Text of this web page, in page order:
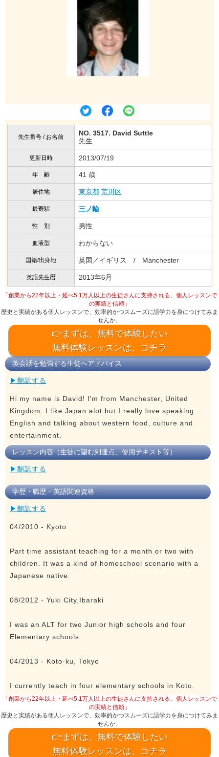
先生番号 / お名前
NO. 3517. David Suttle
先生
更新日時 2013/07/19
年 齢 41 歳
居住地 東京都 荒川区
最寄駅 三ノ輪
性 別 男性
血液型 わからない
国籍/出身地 英国／イギリス / Manchester
英語先生暦 2013年6月
「創業から22年以上・延べ5.1万人以上の生徒さんに支持される、個人レッスンで
の実績と信頼」
歴史と実績がある個人レッスンで、効率的かつスムーズに語学力を身につけてみま
せんか。
👉まずは、無料で体験したい
無料体験レッスンは、コチラ
英会話を勉強する生徒へアドバイス
▶翻訳する
Hi my name is David! I'm from Manchester, United
Kingdom. I like Japan alot but I really love speaking
English and talking about western food, culture and
entertainment.
レッスン内容（生徒に望む到達点、使用テキスト等）
▶翻訳する
学歴・職歴・英語関連資格
▶翻訳する
04/2010 - Kyoto
Part time assistant teaching for a month or two with
children. It was a kind of homeschool scenario with a
Japanese native.
08/2012 - Yuki City,Ibaraki
I was an ALT for two Junior high schools and four
Elementary schools.
04/2013 - Koto-ku, Tokyo
I currently teach in four elementary schools in Koto.
「創業から22年以上・延べ5.1万人以上の生徒さんに支持される、個人レッスンで
の実績と信頼」
歴史と実績がある個人レッスンで、効率的かつスムーズに語学力を身につけてみま
せんか。
👉まずは、無料で体験したい
無料体験レッスンは、コチラ